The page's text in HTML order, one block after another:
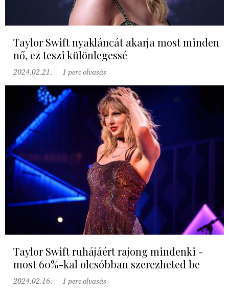
Taylor Swift nyakláncát akarja most minden
nő, ez teszi különlegessé
2024.02.21. 1 perc olvasás
Taylor Swift ruhájáért rajong mindenki -
most 60%-kal olcsóbban szerezheted be
2024.02.16. 1 perc olvasás